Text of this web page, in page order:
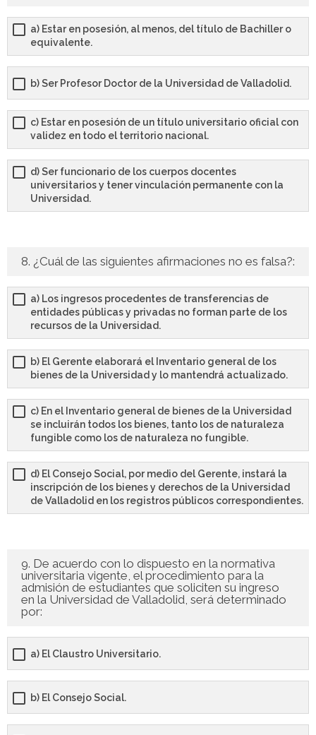
a) Estar en posesión, al menos, del título de Bachiller o
equivalente.
b) Ser Profesor Doctor de la Universidad de Valladolid.
c) Estar en posesión de un título universitario oficial con
validez en todo el territorio nacional.
d) Ser funcionario de los cuerpos docentes
universitarios y tener vinculación permanente con la
Universidad.
8. ¿Cuál de las siguientes afirmaciones no es falsa?:
a) Los ingresos procedentes de transferencias de
entidades públicas y privadas no forman parte de los
recursos de la Universidad.
b) El Gerente elaborará el Inventario general de los
bienes de la Universidad y lo mantendrá actualizado.
c) En el Inventario general de bienes de la Universidad
se incluirán todos los bienes, tanto los de naturaleza
fungible como los de naturaleza no fungible.
d) El Consejo Social, por medio del Gerente, instará la
inscripción de los bienes y derechos de la Universidad
de Valladolid en los registros públicos correspondientes.
9. De acuerdo con lo dispuesto en la normativa
universitaria vigente, el procedimiento para la
admisión de estudiantes que soliciten su ingreso
en la Universidad de Valladolid, será determinado
por:
a) El Claustro Universitario.
b) El Consejo Social.